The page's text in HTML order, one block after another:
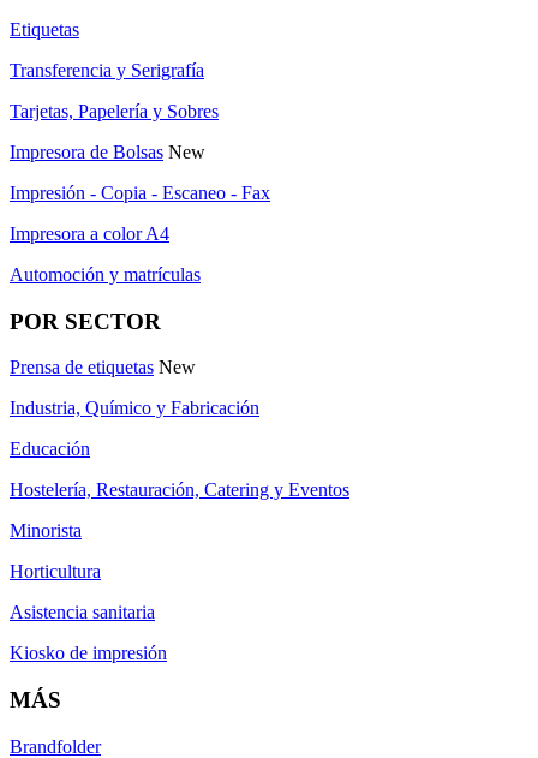
Etiquetas
Transferencia y Serigrafía
Tarjetas, Papelería y Sobres
Impresora de Bolsas New
Impresión - Copia - Escaneo - Fax
Impresora a color A4
Automoción y matrículas
POR SECTOR
Prensa de etiquetas New
Industria, Químico y Fabricación
Educación
Hostelería, Restauración, Catering y Eventos
Minorista
Horticultura
Asistencia sanitaria
Kiosko de impresión
MÁS
Brandfolder